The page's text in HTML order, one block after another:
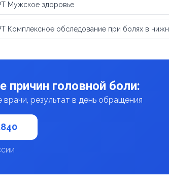
Мужское здоровье
Комплексное обследование при болях в
головной боли:
результат в день обращения